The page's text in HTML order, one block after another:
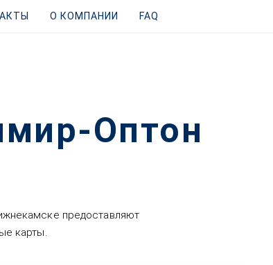
О КОМПАНИИ FAQ
Оптон
предоставляют
карты.